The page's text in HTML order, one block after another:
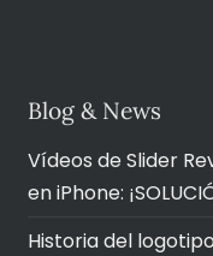
Blog & News
Vídeos de Slider
en iPhone:
Historia del logotipo